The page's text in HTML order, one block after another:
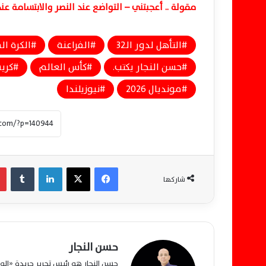
مقولة .. أعجبتني – التواضع عند النصر والابتسامة
التأهل لدور الـ32 الفراعنة الكرة
حسن النجار يكتب.
كأس العالم
مونديال 2026
نيوزيلندا
شاركها
فيسبوك ‫X لينكدإن
حسن النجار